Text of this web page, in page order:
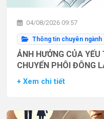
04/08/2026 09:57
Thông tin chuyên ngành
ẢNH HƯỞNG CỦA
CHUYỂN PHÔI ĐÔNG
+ Xem chi tiết